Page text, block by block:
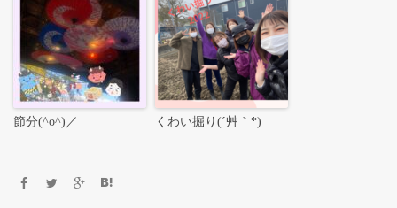
節分(^o^)／ くわい掘り(´艸｀*)